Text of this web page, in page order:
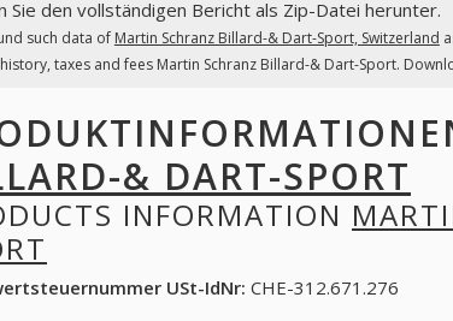
Sie den vollständigen Bericht als Zip-Datei herunter.
such data of Martin Schranz Billard-& Dart-Sport, Switzerland
taxes and fees Martin Schranz Billard-& Dart-Sport.
& DART-SPORT
INFORMATION
USt-IdNr: CHE-312.671.276